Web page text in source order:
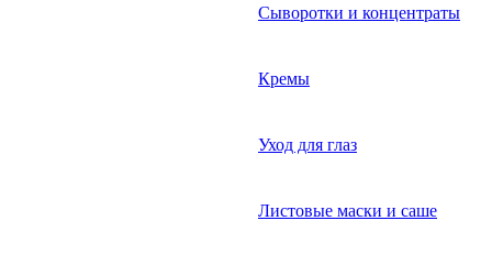
Сыворотки и концентраты
Кремы
Уход для глаз
Листовые маски и саше